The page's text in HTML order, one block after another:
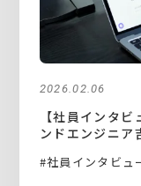
2026.02.06
【社員インタ
ンドエンジニ
#社員インタビュ